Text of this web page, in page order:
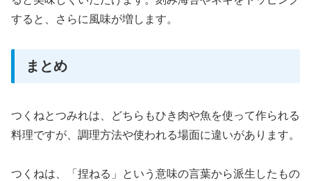
すると、さらに風味が増します。
まとめ
つくねとつみれは、どちらもひき肉や魚を使って作られる
料理ですが、調理方法や使われる場面に違いがあります。
つくねは、「捏ねる」という意味の言葉から派生したもの